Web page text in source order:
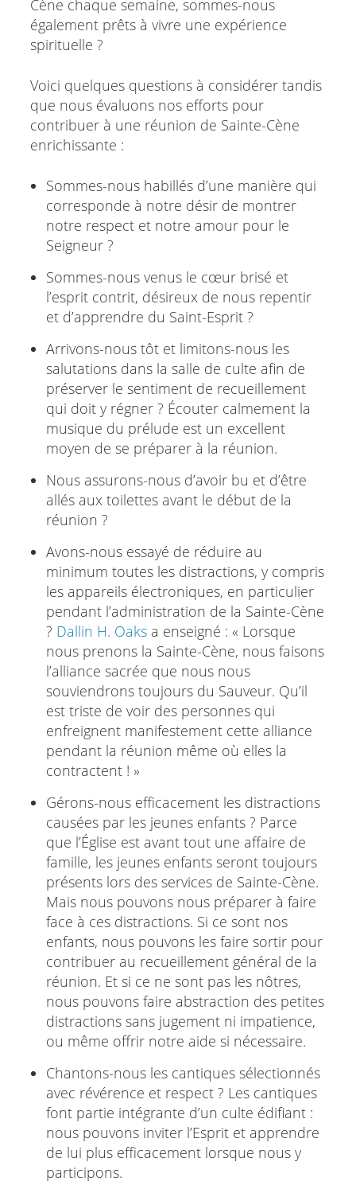
Cène chaque semaine, sommes-nous
également prêts à vivre une expérience
spirituelle ?
Voici quelques questions à considérer tandis
que nous évaluons nos efforts pour
contribuer à une réunion de Sainte-Cène
enrichissante :
Sommes-nous habillés d’une manière qui
corresponde à notre désir de montrer
notre respect et notre amour pour le
Seigneur ?
Sommes-nous venus le cœur brisé et
l’esprit contrit, désireux de nous repentir
et d’apprendre du Saint-Esprit ?
Arrivons-nous tôt et limitons-nous les
salutations dans la salle de culte afin de
préserver le sentiment de recueillement
qui doit y régner ? Écouter calmement la
musique du prélude est un excellent
moyen de se préparer à la réunion.
Nous assurons-nous d’avoir bu et d’être
allés aux toilettes avant le début de la
réunion ?
Avons-nous essayé de réduire au
minimum toutes les distractions, y compris
les appareils électroniques, en particulier
pendant l’administration de la Sainte-Cène
? Dallin H. Oaksa enseigné : « Lorsque
nous prenons la Sainte-Cène, nous faisons
l’alliance sacrée que nous nous
souviendrons toujours du Sauveur. Qu’il
est triste de voir des personnes qui
enfreignent manifestement cette alliance
pendant la réunion même où elles la
contractent ! »
Gérons-nous efficacement les distractions
causées par les jeunes enfants ? Parce
que l’Église est avant tout une affaire de
famille, les jeunes enfants seront toujours
présents lors des services de Sainte-Cène.
Mais nous pouvons nous préparer à faire
face à ces distractions. Si ce sont nos
enfants, nous pouvons les faire sortir pour
contribuer au recueillement général de la
réunion. Et si ce ne sont pas les nôtres,
nous pouvons faire abstraction des petites
distractions sans jugement ni impatience,
ou même offrir notre aide si nécessaire.
Chantons-nous les cantiques sélectionnés
avec révérence et respect ? Les cantiques
font partie intégrante d’un culte édifiant :
nous pouvons inviter l’Esprit et apprendre
de lui plus efficacement lorsque nous y
participons.